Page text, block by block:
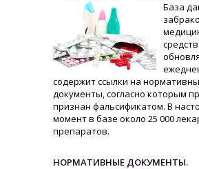
База
содержит ссылки на
документы, согласно которым
признан фальсификатом. В
момент в базе около 25 000
препаратов.
НОРМАТИВНЫЕ ДОКУМЕНТЫ.